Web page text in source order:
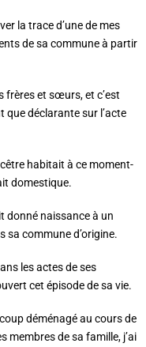
la trace d’une de mes
de sa commune à partir
frères et sœurs, et c’est
que déclarante sur l’acte
habitait à ce moment-
domestique.
donné naissance à un
sa commune d’origine.
les actes de ses
cet épisode de sa vie.
déménagé au cours de
membres de sa famille, j’ai